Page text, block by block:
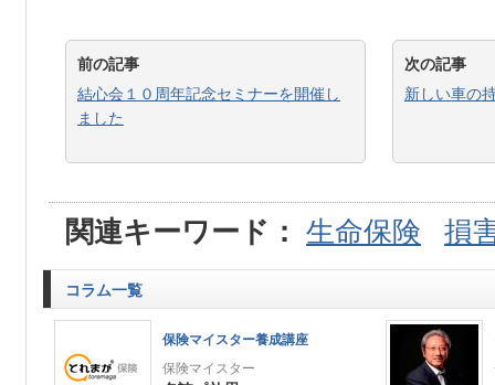
前の記事
結心会１０周年記念セミナーを開催し
ました
次の記事
新しい車の
関連キーワード： 生命保険 損
コラム一覧
保険マイスター養成講座
保険マイスター